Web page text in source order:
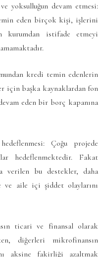
yoksulluğun devam etmesi:
eden birçok kişi, işlerini
kurumdan istifade etmeyi
kredi temin edenlerin
için başka kaynaklardan fon
eden bir borç kapanına
Çoğu projede
hedeflenmektedir. Fakat
verilen bu destekler, daha
ve aile içi şiddet olaylarını
ticari ve finansal olarak
diğerleri mikrofinansın
aksine fakirliği azaltmak